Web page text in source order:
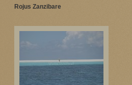
Rojus Zanzibare